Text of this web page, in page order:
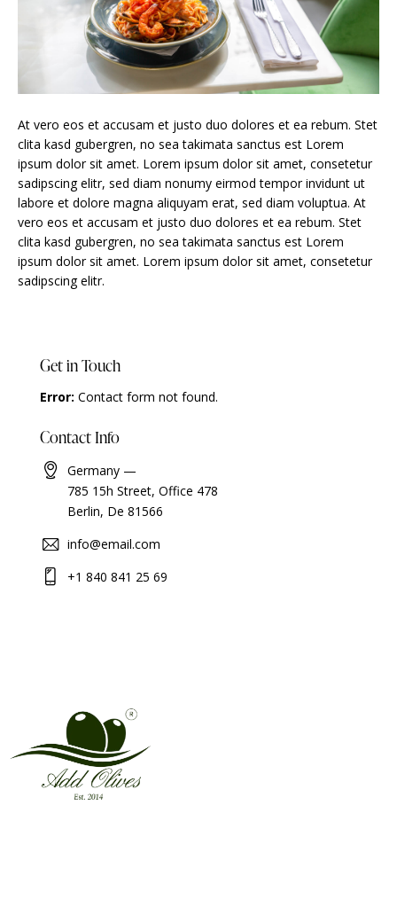
At vero eos et accusam et justo duo dolores et ea rebum. Stet
clita kasd gubergren, no sea takimata sanctus est Lorem
ipsum dolor sit amet. Lorem ipsum dolor sit amet, consetetur
sadipscing elitr, sed diam nonumy eirmod tempor invidunt ut
labore et dolore magna aliquyam erat, sed diam voluptua. At
vero eos et accusam et justo duo dolores et ea rebum. Stet
clita kasd gubergren, no sea takimata sanctus est Lorem
ipsum dolor sit amet. Lorem ipsum dolor sit amet, consetetur
sadipscing elitr.
Get in Touch
Error: Contact form not found.
Contact Info
Germany —
785 15h Street, Office 478
Berlin, De 81566
info@email.com
+1 840 841 25 69